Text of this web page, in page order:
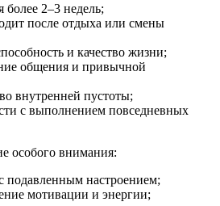
более 2–3 недель;
после отдыха или смены
и качество жизни;
общения и привычной
внутренней пустоты;
с выполнением повседневных
особого внимания:
подавленным настроением;
мотивации и энергии;